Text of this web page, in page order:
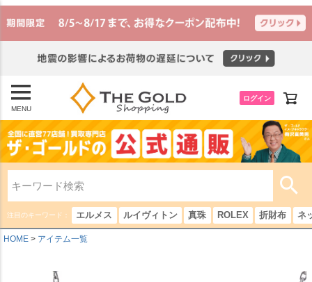
MENU
ログイン
注目のキーワード： エルメス ルイヴィトン 真珠 ROLEX 折財布 ネ
HOME アイテム一覧